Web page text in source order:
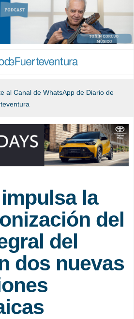
Jump to navigation
al Canal de WhatsApp de Diario de
la
del
del
dos nuevas